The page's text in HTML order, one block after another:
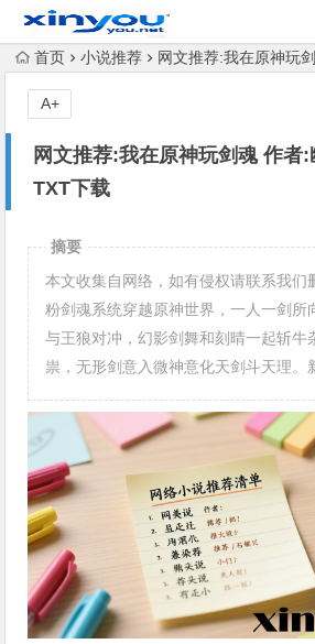
首页 小说推荐 网文推荐:我在原神玩剑
网文推荐:我在原神玩剑魂 作者
TXT下载
A+
摘要
本文收集自网络，如有侵权请联系我们
粉剑魂系统穿越原神世界，一人一剑所
与王狼对冲，幻影剑舞和刻晴一起斩牛
祟，无形剑意入微神意化天剑斗天理。